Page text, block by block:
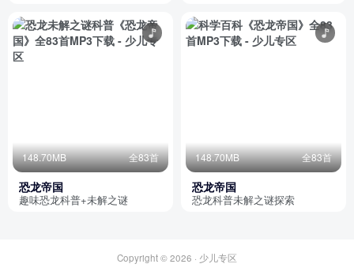
148.70MB 全83首
恐龙帝国
趣味恐龙科普+未解之谜
148.70MB 全83首
恐龙帝国
恐龙科普未解之谜探索
Copyright © 2026 · 少儿专区